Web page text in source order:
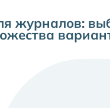
журналов: